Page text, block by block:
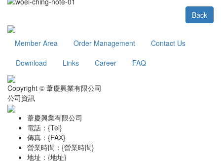
Back
Member Area Order Management
Contact Us
Download
Links Career FAQ
Copyright © 葦慶興業有限公司
公司資訊
葦慶興業有限公司
電話：{Tel}
傳真：{FAX}
營業時間：{營業時間}
地址：{地址}